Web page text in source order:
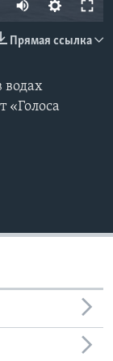
Прямая ссылка
водах
«Голоса